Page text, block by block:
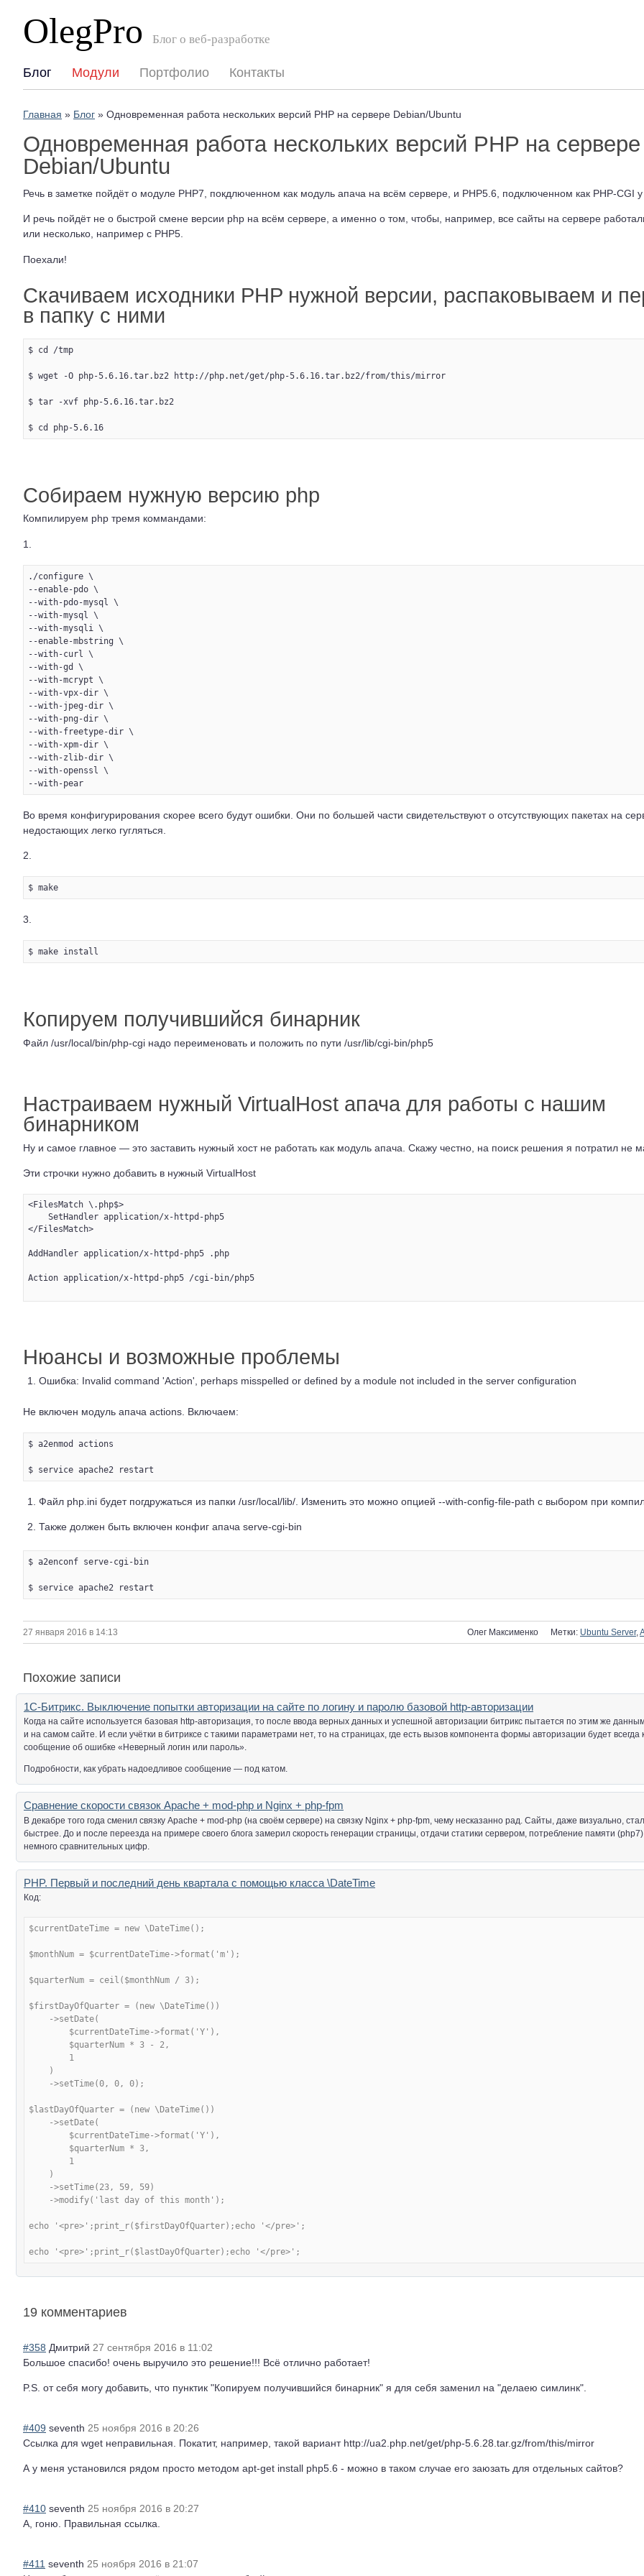
OlegPro Блог о веб-разработке
Блог Модули Портфолио Контакты
Главная » Блог » Одновременная работа нескольких версий PHP на сервере Debian/Ubuntu
Одновременная работа нескольких версий PHP на сервере
Debian/Ubuntu
Речь в заметке пойдёт о модуле PHP7, покдлюченном как модуль апача на всём сервере, и PHP5.6, подключенном как PHP-CGI у
И речь пойдёт не о быстрой смене версии php на всём сервере, а именно о том, чтобы, например, все сайты на сервере
или несколько, например с PHP5.
Поехали!
Скачиваем исходники PHP нужной версии, распаковываем и
в папку с ними
$ cd /tmp
$ wget -O php-5.6.16.tar.bz2 http://php.net/get/php-5.6.16.tar.bz2/from/this/mirror
$ tar -xvf php-5.6.16.tar.bz2
Собираем нужную версию php
Компилируем php тремя коммандами:
1.
./configure \
--enable-pdo \
--with-pdo-mysql \
--with-mysql \
--with-mysqli \
--enable-mbstring \
--with-curl \
--with-gd \
--with-mcrypt \
--with-vpx-dir \
--with-jpeg-dir \
--with-png-dir \
--with-freetype-dir \
--with-xpm-dir \
--with-zlib-dir \
--with-openssl \
Во время конфигурирования скорее всего будут ошибки. Они по большей части свидетельствуют о отсутствующих пакетах на
недостающих легко гугляться.
2.
3.
Копируем получившийся бинарник
Файл /usr/local/bin/php-cgi надо переименовать и положить по пути /usr/lib/cgi-bin/php5
Настраиваем нужный VirtualHost апача для работы с нашим
бинарником
Ну и самое главное — это заставить нужный хост не работать как модуль апача. Скажу честно, на поиск решения я потратил не
Эти строчки нужно добавить в нужный VirtualHost
<FilesMatch \.php$>
</FilesMatch>
AddHandler application/x-httpd-php5 .php
Action application/x-httpd-php5 /cgi-bin/php5
Нюансы и возможные проблемы
Ошибка: Invalid command 'Action', perhaps misspelled or defined by a module not included in the server configuration
Не включен модуль апача actions. Включаем:
$ a2enmod actions
Файл php.ini будет погдружаться из папки /usr/local/lib/. Изменить это можно опцией --with-config-file-path с выбором при
Также должен быть включен конфиг апача serve-cgi-bin
$ a2enconf serve-cgi-bin
27 января 2016 в 14:13 Олег Максименко Метки: Ubuntu Server,
Похожие записи
1С-Битрикс. Выключение попытки авторизации на сайте по логину и паролю базовой http-авторизации
Когда на сайте используется базовая http-авторизация, то после ввода верных данных и успешной авторизации битрикс пытается по этим же
и на самом сайте. И если учётки в битриксе с такими параметрами нет, то на страницах, где есть вызов компонента формы авторизации будет всегда
сообщение об ошибке «Неверный логин или пароль».
Подробности, как убрать надоедливое сообщение — под катом.
Сравнение скорости связок Apache + mod-php и Nginx + php-fpm
В декабре того года сменил связку Apache + mod-php (на своём сервере) на связку Nginx + php-fpm, чему несказанно рад. Сайты, даже визуально,
быстрее. До и после переезда на примере своего блога замерил скорость генерации страницы, отдачи статики сервером, потребление памяти
немного сравнительных цифр.
PHP. Первый и последний день квартала с помощью класса \DateTime
Код:
$currentDateTime = new \DateTime();
$monthNum = $currentDateTime->format('m');
$quarterNum = ceil($monthNum / 3);
$firstDayOfQuarter = (new \DateTime())
$lastDayOfQuarter = (new \DateTime())
echo '<pre>';print_r($firstDayOfQuarter);echo '</pre>';
echo '<pre>';print_r($lastDayOfQuarter);echo '</pre>';
19 комментариев
#358 Дмитрий 27 сентября 2016 в 11:02
Большое спасибо! очень выручило это решение!!! Всё отлично работает!
P.S. от себя могу добавить, что пунктик "Копируем получившийся бинарник" я для себя заменил на "делаею симлинк".
#409 seventh 25 ноября 2016 в 20:26
Ссылка для wget неправильная. Покатит, например, такой вариант http://ua2.php.net/get/php-5.6.28.tar.gz/from/this/mirror
А у меня установился рядом просто методом apt-get install php5.6 - можно в таком случае его заюзать для отдельных сайтов?
#410 seventh 25 ноября 2016 в 20:27
А, гоню. Правильная ссылка.
#411 seventh 25 ноября 2016 в 21:07